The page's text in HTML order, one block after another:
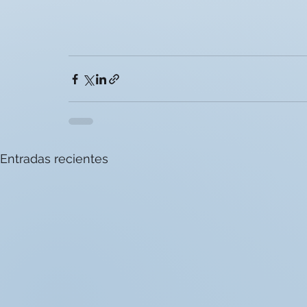
Entradas recientes